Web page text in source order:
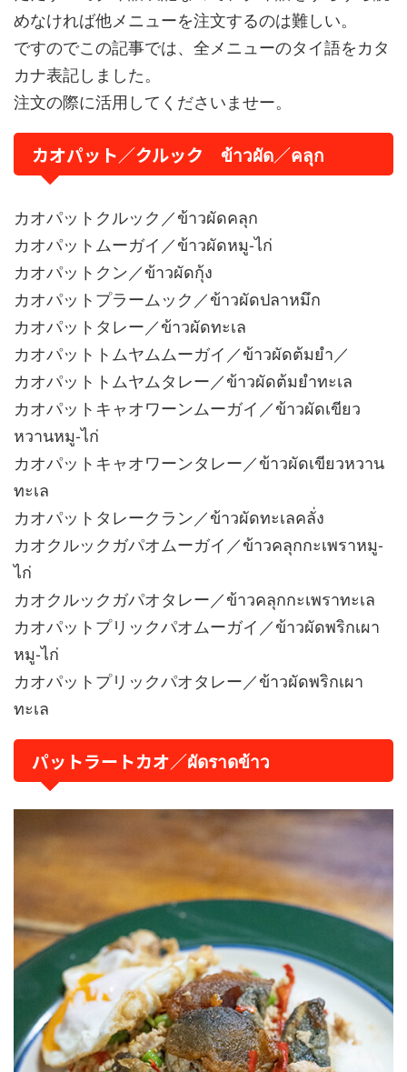
めなければ他メニューを注文するのは難しい。
ですのでこの記事では、全メニューのタイ語をカタ
カナ表記しました。
注文の際に活用してくださいませー。
カオパット／クルック ข้าวผัด／คลุก
カオパットクルック／ข้าวผัดคลุก
カオパットムーガイ／ข้าวผัดหมู-ไก่
カオパットクン／ข้าวผัดกุ้ง
カオパットプラームック／ข้าวผัดปลาหมึก
カオパットタレー／ข้าวผัดทะเล
カオパットトムヤムムーガイ／ข้าวผัดต้มยำ／
カオパットトムヤムタレー／ข้าวผัดต้มยำทะเล
カオパットキャオワーンムーガイ／ข้าวผัดเขียว
หวานหมู-ไก่
カオパットキャオワーンタレー／ข้าวผัดเขียวหวาน
ทะเล
カオパットタレークラン／ข้าวผัดทะเลคลั่ง
カオクルックガパオムーガイ／ข้าวคลุกกะเพราหมู-
ไก่
カオクルックガパオタレー／ข้าวคลุกกะเพราทะเล
カオパットプリックパオムーガイ／ข้าวผัดพริกเผา
หมู-ไก่
カオパットプリックパオタレー／ข้าวผัดพริกเผา
ทะเล
パットラートカオ／ผัดราดข้าว